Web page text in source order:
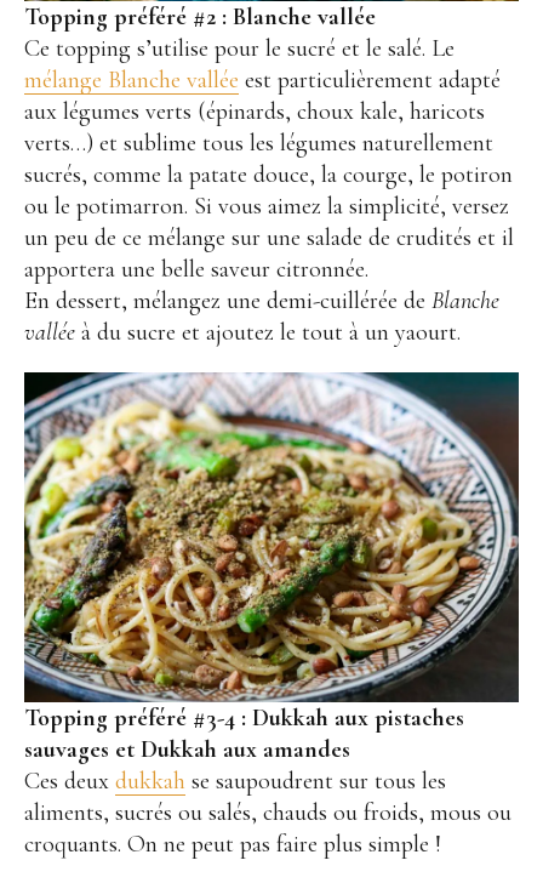
Topping préféré #2 : Blanche vallée
Ce topping s’utilise pour le sucré et le salé. Le
mélange Blanche vallée est particulièrement adapté
aux légumes verts (épinards, choux kale, haricots
verts…) et sublime tous les légumes naturellement
sucrés, comme la patate douce, la courge, le potiron
ou le potimarron. Si vous aimez la simplicité, versez
un peu de ce mélange sur une salade de crudités et il
apportera une belle saveur citronnée.
En dessert, mélangez une demi-cuillérée de Blanche
vallée à du sucre et ajoutez le tout à un yaourt.
Topping préféré #3-4 : Dukkah aux pistaches
sauvages et Dukkah aux amandes
Ces deux dukkah se saupoudrent sur tous les
aliments, sucrés ou salés, chauds ou froids, mous ou
croquants. On ne peut pas faire plus simple !